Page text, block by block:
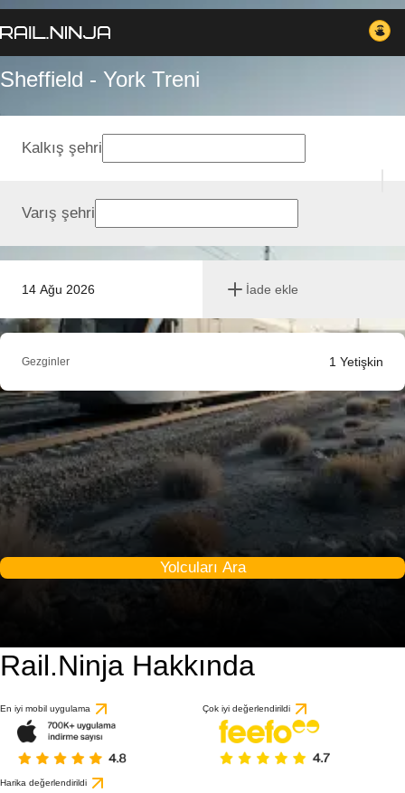
Sheffield - York Treni
14 Ağu 2026 İade ekle
Kalkış şehri
Varış şehri
Gezginler 1 Yetişkin
Yolcuları Ara
Rail.Ninja Hakkında
En iyi mobil uygulama Çok iyi değerlendirildi
Harika değerlendirildi